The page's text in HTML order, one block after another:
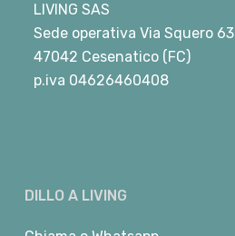
LIVING SAS
Sede operativa Via Squero 63
47042 Cesenatico (FC)
p.iva 04626460408
DILLO A LIVING